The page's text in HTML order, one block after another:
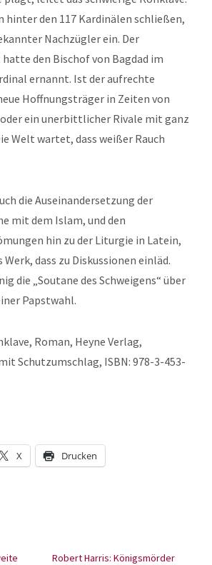
hinter den 117 Kardinälen schließen,
Nachzügler ein. Der
den Bischof von Bagdad im
ernannt. Ist der aufrechte
Hoffnungsträger in Zeiten von
ein unerbittlicher Rivale mit ganz
Welt wartet, dass weißer Rauch
die Auseinandersetzung der
mit dem Islam, und den
hin zu der Liturgie in Latein,
dass zu Diskussionen einläd.
die „Soutane des Schweigens“ über
Papstwahl.
Roman, Heyne Verlag,
Schutzumschlag, ISBN: 978-3-453-
X Drucken
Robert Harris: Königsmörder